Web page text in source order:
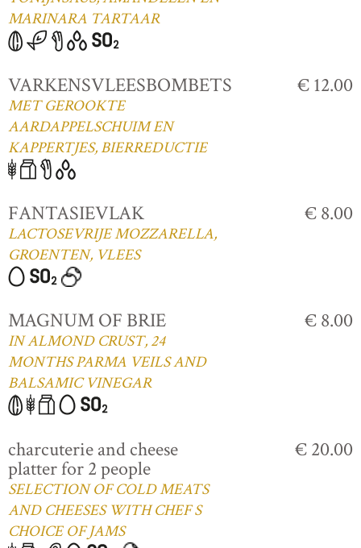
MARINARA TARTAAR
VARKENSVLEESBOMBETS
MET GEROOKTE
AARDAPPELSCHUIM EN
KAPPERTJES, BIERREDUCTIE
€ 12.00
FANTASIEVLAK
LACTOSEVRIJE MOZZARELLA,
GROENTEN, VLEES
€ 8.00
MAGNUM OF BRIE
IN ALMOND CRUST, 24
MONTHS PARMA VEILS AND
BALSAMIC VINEGAR
€ 8.00
charcuterie and cheese
platter for 2 people
SELECTION OF COLD MEATS
AND CHEESES WITH CHEF S
CHOICE OF JAMS
€ 20.00